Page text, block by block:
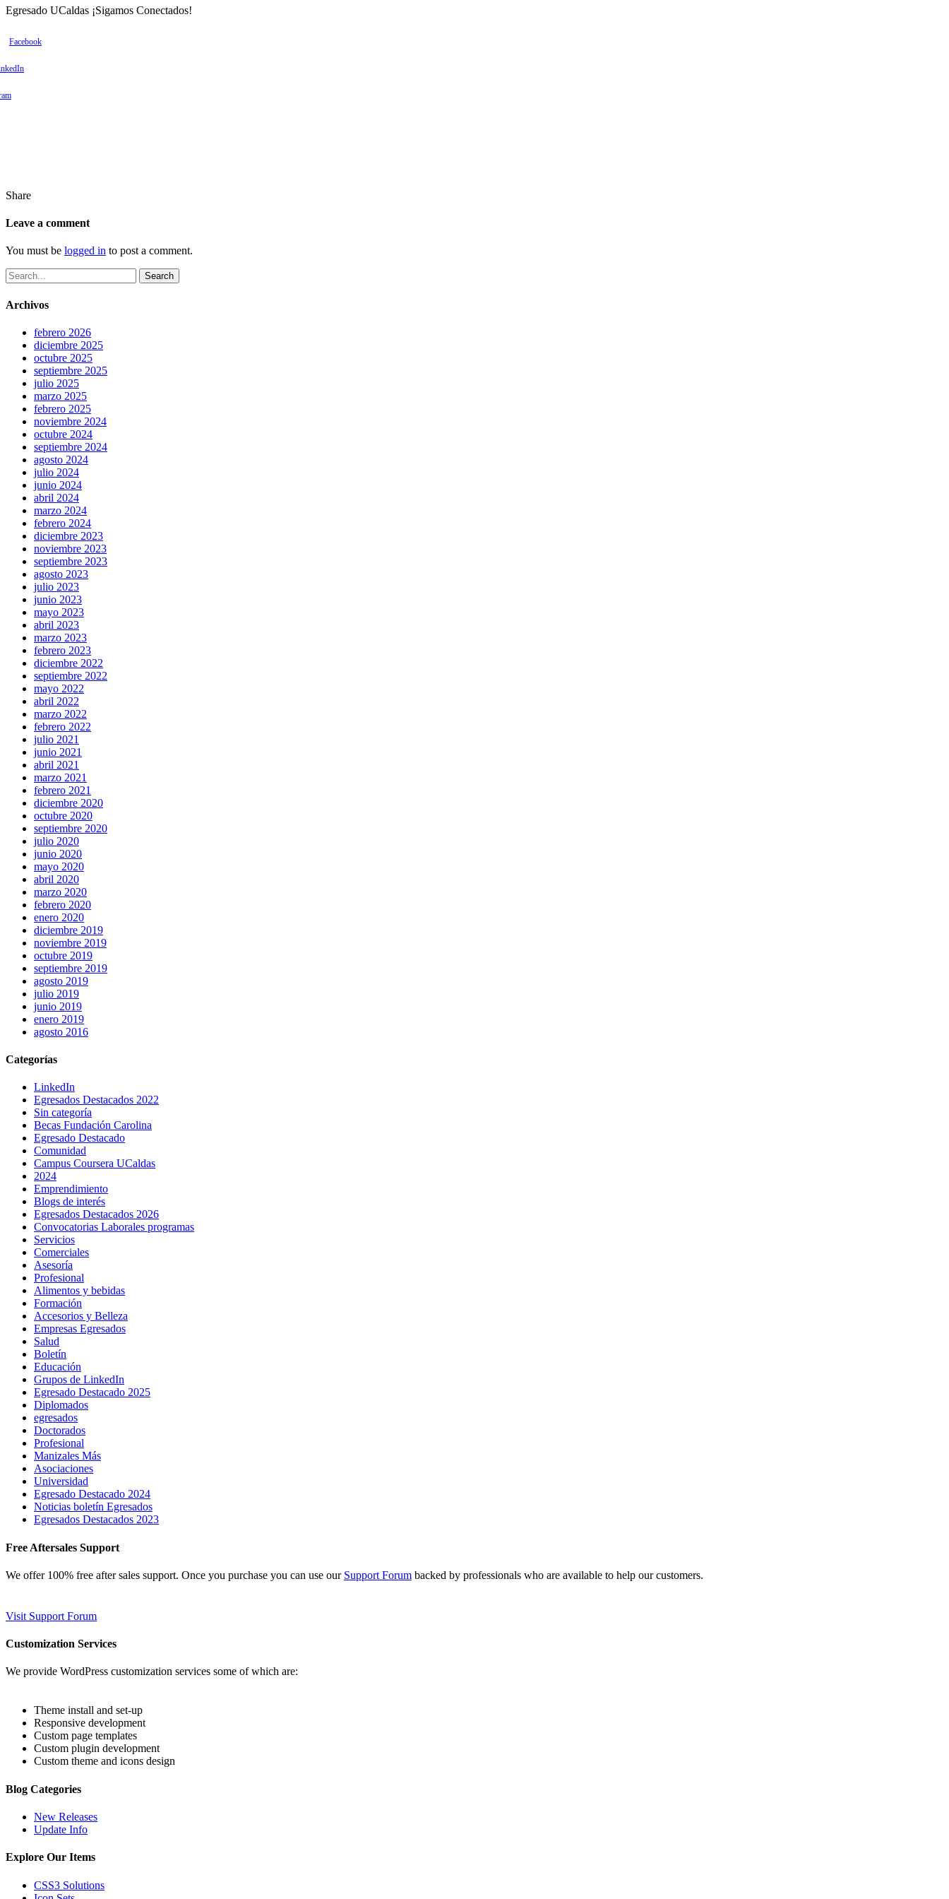
Egresado UCaldas ¡Sigamos Conectados!
Facebook
Share
Leave a comment
You must be logged in to post a comment.
Search
Archivos
febrero 2026
diciembre 2025
octubre 2025
septiembre 2025
julio 2025
marzo 2025
febrero 2025
noviembre 2024
octubre 2024
septiembre 2024
agosto 2024
julio 2024
junio 2024
abril 2024
marzo 2024
febrero 2024
diciembre 2023
noviembre 2023
septiembre 2023
agosto 2023
julio 2023
junio 2023
mayo 2023
abril 2023
marzo 2023
febrero 2023
diciembre 2022
septiembre 2022
mayo 2022
abril 2022
marzo 2022
febrero 2022
julio 2021
junio 2021
abril 2021
marzo 2021
febrero 2021
diciembre 2020
octubre 2020
septiembre 2020
julio 2020
junio 2020
mayo 2020
abril 2020
marzo 2020
febrero 2020
enero 2020
diciembre 2019
noviembre 2019
octubre 2019
septiembre 2019
agosto 2019
julio 2019
junio 2019
enero 2019
agosto 2016
Categorías
LinkedIn
Egresados Destacados 2022
Sin categoría
Becas Fundación Carolina
Egresado Destacado
Comunidad
Campus Coursera UCaldas
2024
Emprendimiento
Blogs de interés
Egresados Destacados 2026
Convocatorias Laborales programas
Servicios
Comerciales
Asesoría
Profesional
Alimentos y bebidas
Formación
Accesorios y Belleza
Empresas Egresados
Salud
Boletín
Educación
Grupos de LinkedIn
Egresado Destacado 2025
Diplomados
egresados
Doctorados
Profesional
Manizales Más
Asociaciones
Universidad
Egresado Destacado 2024
Noticias boletín Egresados
Egresados Destacados 2023
Free Aftersales Support
We offer 100% free after sales support. Once you purchase you can use our Support Forum backed by professionals who are available to help our customers.
Visit Support Forum
Customization Services
We provide WordPress customization services some of which are:
Theme install and set-up
Responsive development
Custom page templates
Custom plugin development
Custom theme and icons design
Blog Categories
New Releases
Update Info
Explore Our Items
CSS3 Solutions